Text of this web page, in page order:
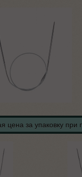
цена за упаковку при